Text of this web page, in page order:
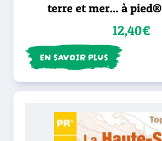
terre et mer... à pied®
12,40€
EN SAVOIR PLUS